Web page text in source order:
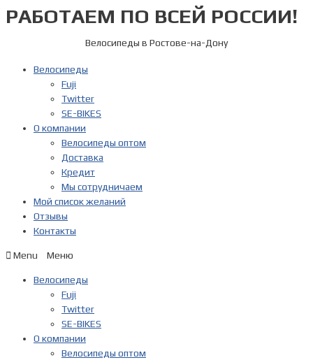
Перейти
кРАБОТАЕМ ПО ВСЕЙ РОССИИ!
Велосипеды в Ростове-на-Дону
Велосипеды
Fuji
Twitter
SE-BIKES
О компании
Велосипеды оптом
Доставка
Кредит
Мы сотрудничаем
Мой список желаний
Отзывы
Контакты
Menu
Велосипеды
Fuji
Twitter
SE-BIKES
О компании
Велосипеды оптом